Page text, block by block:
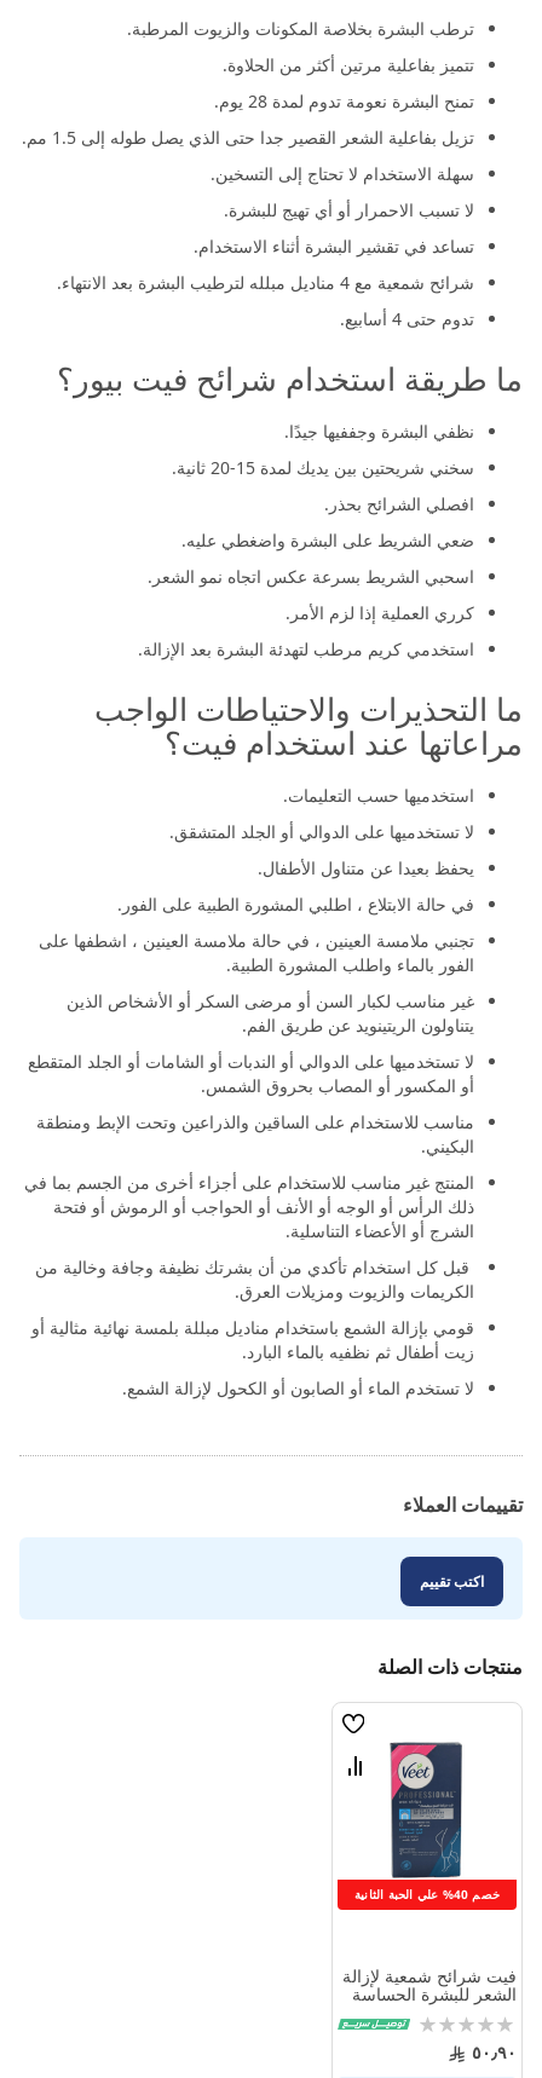
ترطب البشرة بخلاصة المكونات والزيوت المرطبة.
تتميز بفاعلية مرتين أكثر من الحلاوة.
تمنح البشرة نعومة تدوم لمدة 28 يوم.
تزيل بفاعلية الشعر القصير جدا حتى الذي يصل طوله إلى 1.5 مم.
سهلة الاستخدام لا تحتاج إلى التسخين.
لا تسبب الاحمرار أو أي تهيج للبشرة.
تساعد في تقشير البشرة أثناء الاستخدام.
شرائح شمعية مع 4 مناديل مبلله لترطيب البشرة بعد الانتهاء.
تدوم حتى 4 أسابيع.
ما طريقة استخدام شرائح فيت بيور؟
نظفي البشرة وجففيها جيدًا.
سخني شريحتين بين يديك لمدة 15-20 ثانية.
افصلي الشرائح بحذر.
ضعي الشريط على البشرة واضغطي عليه.
اسحبي الشريط بسرعة عكس اتجاه نمو الشعر.
كرري العملية إذا لزم الأمر.
استخدمي كريم مرطب لتهدئة البشرة بعد الإزالة.
ما التحذيرات والاحتياطات الواجب
مراعاتها عند استخدام فيت؟
استخدميها حسب التعليمات.
لا تستخدميها على الدوالي أو الجلد المتشقق.
يحفظ بعيدا عن متناول الأطفال.
في حالة الابتلاع ، اطلبي المشورة الطبية على الفور.
تجنبي ملامسة العينين ، في حالة ملامسة العينين ، اشطفها على
الفور بالماء واطلب المشورة الطبية.
غير مناسب لكبار السن أو مرضى السكر أو الأشخاص الذين
يتناولون الريتينويد عن طريق الفم.
لا تستخدميها على الدوالي أو الندبات أو الشامات أو الجلد المتقطع
أو المكسور أو المصاب بحروق الشمس.
مناسب للاستخدام على الساقين والذراعين وتحت الإبط ومنطقة
البكيني.
المنتج غير مناسب للاستخدام على أجزاء أخرى من الجسم بما في
ذلك الرأس أو الوجه أو الأنف أو الحواجب أو الرموش أو فتحة
الشرج أو الأعضاء التناسلية.
قبل كل استخدام تأكدي من أن بشرتك نظيفة وجافة وخالية من
الكريمات والزيوت ومزيلات العرق.
قومي بإزالة الشمع باستخدام مناديل مبللة بلمسة نهائية مثالية أو
زيت أطفال ثم نظفيه بالماء البارد.
لا تستخدم الماء أو الصابون أو الكحول لإزالة الشمع.
تقييمات العملاء
اكتب تقييم
منتجات ذات الصلة
خصم 40% علي الحبة الثانية
قائمة
قارن
فيت شرائح شمعية لإزالة
الشعر للبشرة الحساسة
Rating:
0%
٥٠٫٩٠